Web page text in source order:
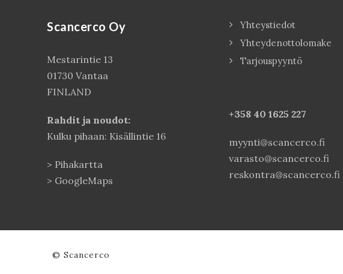
Scancerco Oy
Mestarintie 13
01730 Vantaa
FINLAND
Rahdit ja noudot:
Kulku pihaan: Kisällintie 16
> Pihakartta
> GoogleMaps
Yhteystiedot
Yhteydenottolomake
Tarjouspyyntö
+358 40 1625 227
myynti@scancerco.fi
varasto@scancerco.fi
reskontra@scancerco.fi
© Scancerco